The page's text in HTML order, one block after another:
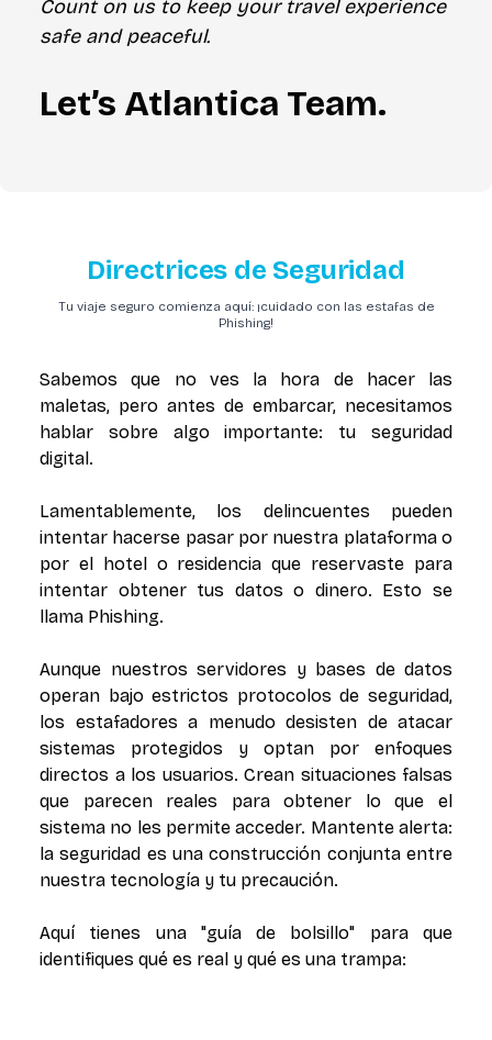
Count on us to keep your travel experience
safe and peaceful.
Let’s Atlantica Team.
Directrices de Seguridad
Tu viaje seguro comienza aquí: ¡cuidado con las estafas de
Phishing!
Sabemos que no ves la hora de hacer las
maletas, pero antes de embarcar, necesitamos
hablar sobre algo importante: tu seguridad
digital.
Lamentablemente, los delincuentes pueden
intentar hacerse pasar por nuestra plataforma o
por el hotel o residencia que reservaste para
intentar obtener tus datos o dinero. Esto se
llama Phishing.
Aunque nuestros servidores y bases de datos
operan bajo estrictos protocolos de seguridad,
los estafadores a menudo desisten de atacar
sistemas protegidos y optan por enfoques
directos a los usuarios. Crean situaciones falsas
que parecen reales para obtener lo que el
sistema no les permite acceder. Mantente alerta:
la seguridad es una construcción conjunta entre
nuestra tecnología y tu precaución.
Aquí tienes una "guía de bolsillo" para que
identifiques qué es real y qué es una trampa: